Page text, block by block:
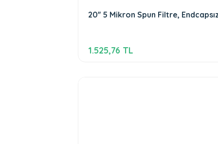
20'' 5 Mikron Spun Filtre,
1.525,76 TL